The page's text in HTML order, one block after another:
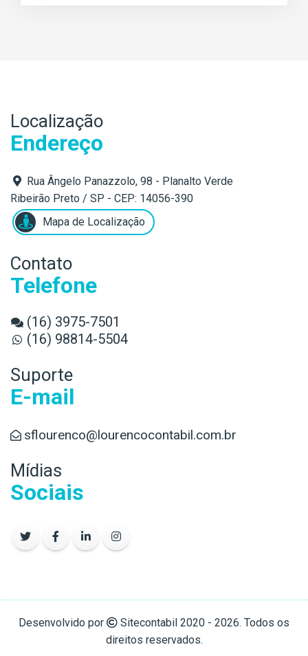
Localização
Endereço
Rua Ângelo Panazzolo, 98 - Planalto Verde
Ribeirão Preto / SP - CEP: 14056-390
Mapa de Localização
Contato
Telefone
(16) 3975-7501
(16) 98814-5504
Suporte
E-mail
sflourenco@lourencocontabil.com.br
Mídias
Sociais
Desenvolvido por Sitecontabil 2020 - 2026. Todos os
direitos reservados.